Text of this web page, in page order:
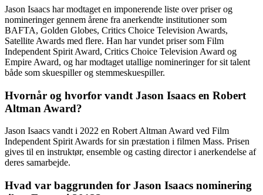
Jason Isaacs har modtaget en imponerende liste over priser og
nomineringer gennem årene fra anerkendte institutioner som
BAFTA, Golden Globes, Critics Choice Television Awards,
Satellite Awards med flere. Han har vundet priser som Film
Independent Spirit Award, Critics Choice Television Award og
Empire Award, og har modtaget utallige nomineringer for sit talent
både som skuespiller og stemmeskuespiller.
Hvornår og hvorfor vandt Jason Isaacs en Robert
Altman Award?
Jason Isaacs vandt i 2022 en Robert Altman Award ved Film
Independent Spirit Awards for sin præstation i filmen Mass. Prisen
gives til en instruktør, ensemble og casting director i anerkendelse af
deres samarbejde.
Hvad var baggrunden for Jason Isaacs nominering